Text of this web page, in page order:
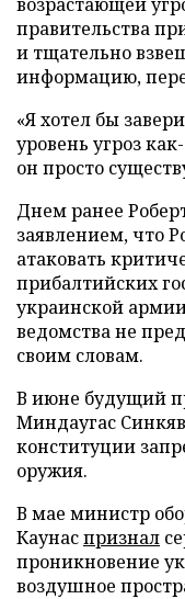
правительства
и тщательно
информацию,
«Я хотел бы
уровень угроз
он просто
Днем ранее
заявлением, что
атаковать
прибалтийских
украинской
ведомства не
своим словам.
В июне будущий
Миндаугас
конституции
оружия.
В мае министр
Каунаспризнал
проникновение
воздушное